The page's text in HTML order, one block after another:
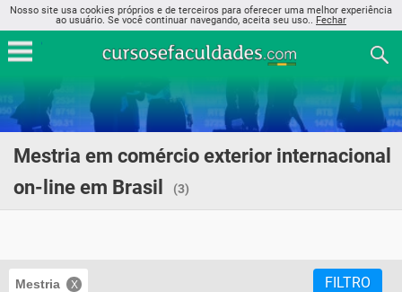
Nosso site usa cookies próprios e de terceiros para oferecer uma melhor experiência
ao usuário. Se você continuar navegando, aceita seu uso.. Fechar
Mestria em comércio exterior internacional
on-line em Brasil
(3)
Mestria FILTRO